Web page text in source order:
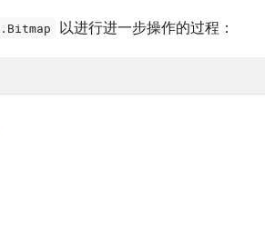
以进行进一步操作的过程：